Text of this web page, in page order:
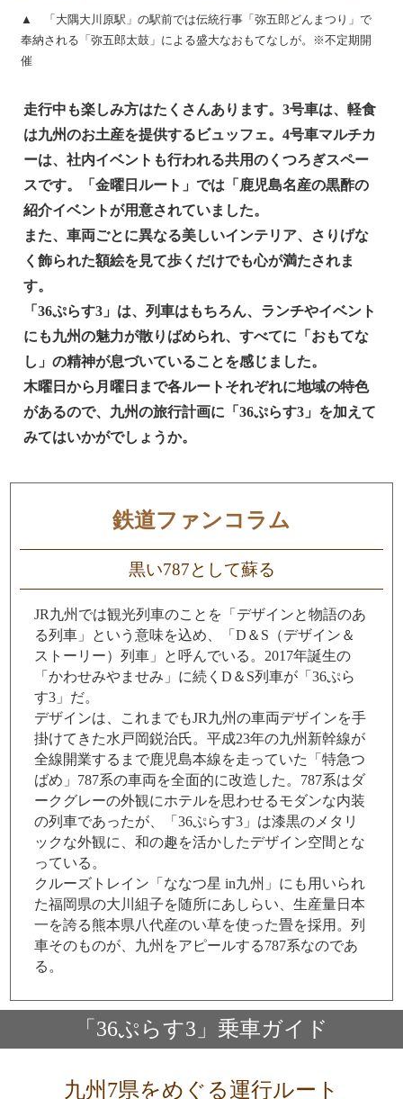
▲ 「大隅大川原駅」の駅前では伝統行事「弥五郎どんまつり」で
奉納される「弥五郎太鼓」による盛大なおもてなしが。※不定期開
催
走行中も楽しみ方はたくさんあります。3号車は、軽食
は九州のお土産を提供するビュッフェ。4号車マルチカ
ーは、社内イベントも行われる共用のくつろぎスペー
スです。「金曜日ルート」では「鹿児島名産の黒酢の
紹介イベントが用意されていました。
また、車両ごとに異なる美しいインテリア、さりげな
く飾られた額絵を見て歩くだけでも心が満たされま
す。
「36ぷらす3」は、列車はもちろん、ランチやイベント
にも九州の魅力が散りばめられ、すべてに「おもてな
し」の精神が息づいていることを感じました。
木曜日から月曜日まで各ルートそれぞれに地域の特色
があるので、九州の旅行計画に「36ぷらす3」を加えて
みてはいかがでしょうか。
鉄道ファンコラム
黒い787として蘇る
JR九州では観光列車のことを「デザインと物語のあ
る列車」という意味を込め、「D＆S（デザイン＆
ストーリー）列車」と呼んでいる。2017年誕生の
「かわせみやませみ」に続くD＆S列車が「36ぷら
す3」だ。
デザインは、これまでもJR九州の車両デザインを手
掛けてきた水戸岡鋭治氏。平成23年の九州新幹線が
全線開業するまで鹿児島本線を走っていた「特急つ
ばめ」787系の車両を全面的に改造した。787系はダ
ークグレーの外観にホテルを思わせるモダンな内装
の列車であったが、「36ぷらす3」は漆黒のメタリ
ックな外観に、和の趣を活かしたデザイン空間とな
っている。
クルーズトレイン「ななつ星 in九州」にも用いられ
た福岡県の大川組子を随所にあしらい、生産量日本
一を誇る熊本県八代産のい草を使った畳を採用。列
車そのものが、九州をアピールする787系なのであ
る。
「36ぷらす3」乗車ガイド
九州7県をめぐる運行ルート